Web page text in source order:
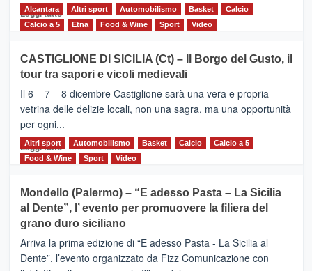
Leggi tutto Leggi
MOIO
ALCANTARA
–
Vivicittà,
alla
scoperta
del
territorio,
e
messaggi
di
Alcantara Altri sport Automobilismo Basket
Calcio
Calcio a 5
Etna Food & Wine Sport Video
CASTIGLIONE DI SICILIA (Ct) – Il Borgo del Gusto, il
tour tra sapori e vicoli medievali
Il 6 – 7 – 8 dicembre Castiglione sarà una vera e propria
vetrina delle delizie locali, non una sagra, ma una opportunità
per ogni...
Leggi tuttoLeggi
di
CASTIGLIONE
DI
SICILIA
(Ct)
–
Il
Altri sport Automobilismo Basket Calcio
Calcio a 5
Food & Wine
Sport Video
Mondello (Palermo) – “E adesso Pasta – La Sicilia
al Dente”, l’ evento per promuovere la filiera del
grano duro siciliano
Arriva la prima edizione di “E adesso Pasta - La Sicilia al
Dente”, l’evento organizzato da Fizz Comunicazione con